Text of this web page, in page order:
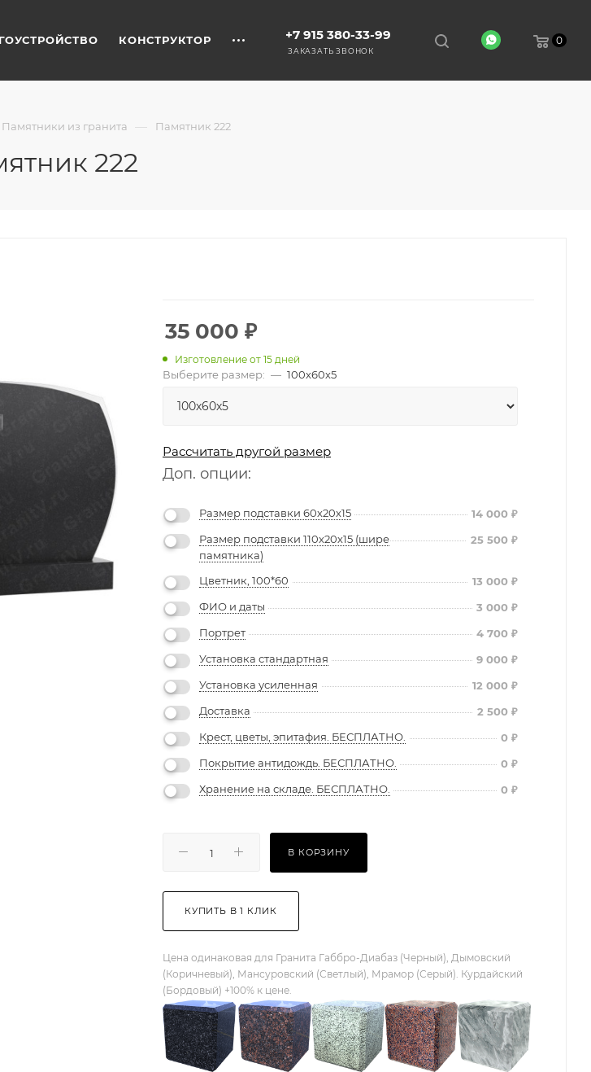
+7 915 380-33-99
ЗАКАЗАТЬ ЗВОНОК
0
КОНСТРУКТОР
Памятники из гранита — Памятник 222
222
35 000 ₽
Изготовление от 15 дней
Выберите размер: — 100х60х5
Рассчитать другой размер
Доп. опции:
Размер подставки 60х20х15 14 000 ₽
Размер подставки 110х20х15 (шире
памятника)
25 500 ₽
Цветник, 100*60 13 000 ₽
ФИО и даты
3 000 ₽
Портрет
4 700 ₽
Установка стандартная
9 000 ₽
Установка усиленная
12 000 ₽
Доставка
2 500 ₽
Крест, цветы, эпитафия. БЕСПЛАТНО.
0 ₽
Покрытие антидождь. БЕСПЛАТНО.
0 ₽
Хранение на складе. БЕСПЛАТНО.
0 ₽
В КОРЗИНУ
КУПИТЬ В 1 КЛИК
Цена одинаковая для Гранита Габбро-Диабаз (Черный), Дымовский
(Коричневый), Мансуровский (Светлый), Мрамор (Серый). Курдайский
(Бордовый) +100% к цене.